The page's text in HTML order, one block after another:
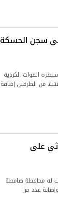
سجن الحسكة
القوات الكردية
الحسكة في سوريا ما أدى لمقتل أكثر من 65 قتيلا من الطرفين إضافة
على
له محافظة صامطة
عدد من